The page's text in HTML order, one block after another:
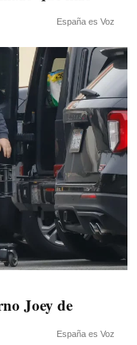
España es Voz
Joey de
España es Voz